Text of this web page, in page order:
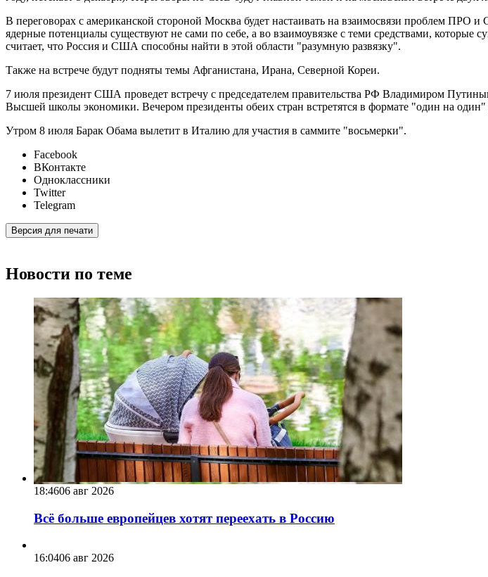
В переговорах с американской стороной Москва будет настаивать на взаимосвязи проблем
ядерные потенциалы существуют не сами по себе, а во взаимоувязке с теми средствами,
считает, что Россия и США способны найти в этой области "разумную развязку".
Также на встрече будут подняты темы Афганистана, Ирана, Северной Кореи.
7 июля президент США проведет встречу с председателем правительства РФ Владимиром
Высшей школы экономики. Вечером президенты обеих стран встретятся в формате "один на
Утром 8 июля Барак Обама вылетит в Италию для участия в саммите "восьмерки".
Facebook
ВКонтакте
Одноклассники
Twitter
Telegram
Версия для печати
Новости по теме
18:4606 авг 2026
Всё больше европейцев хотят переехать в Россию
16:0406 авг 2026